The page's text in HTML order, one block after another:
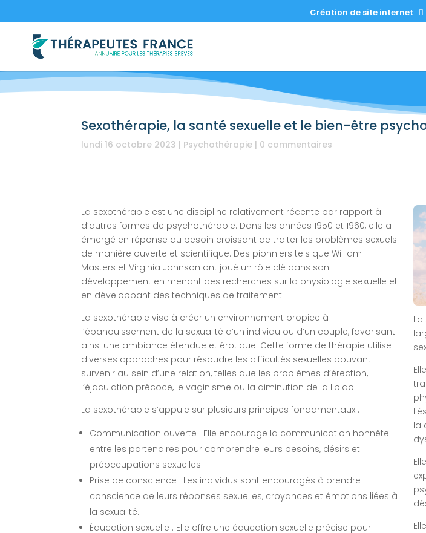
Création de site internet
Sexothérapie, la santé sexuelle et le bien-être
lundi 16 octobre 2023 | Psychothérapie | 0 commentaires
La sexothérapie est une discipline relativement récente par rapport à
d’autres formes de psychothérapie. Dans les années 1950 et 1960, elle a
émergé en réponse au besoin croissant de traiter les problèmes sexuels
de manière ouverte et scientifique. Des pionniers tels que William
Masters et Virginia Johnson ont joué un rôle clé dans son
développement en menant des recherches sur la physiologie sexuelle et
en développant des techniques de traitement.
La sexothérapie vise à créer un environnement propice à
l’épanouissement de la sexualité d’un individu ou d’un couple, favorisant
ainsi une ambiance étendue et érotique. Cette forme de thérapie utilise
diverses approches pour résoudre les difficultés sexuelles pouvant
survenir au sein d’une relation, telles que les problèmes d’érection,
l’éjaculation précoce, le vaginisme ou la diminution de la libido.
La sexothérapie s’appuie sur plusieurs principes fondamentaux :
Communication ouverte : Elle encourage la communication honnête
entre les partenaires pour comprendre leurs besoins, désirs et
préoccupations sexuelles.
Prise de conscience : Les individus sont encouragés à prendre
conscience de leurs réponses sexuelles, croyances et émotions liées à
la sexualité.
Éducation sexuelle : Elle offre une éducation sexuelle précise pour
la